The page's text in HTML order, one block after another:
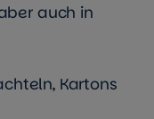
auch in
Kartons